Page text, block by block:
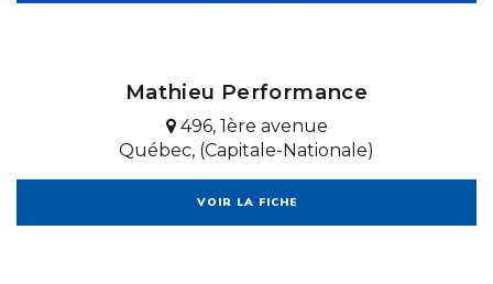
Mathieu Performance
496, 1ère avenue
Québec, (Capitale-Nationale)
VOIR LA FICHE